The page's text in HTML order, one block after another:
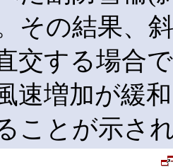
その結果、
交する場合
速増加が緩
ことが示さ